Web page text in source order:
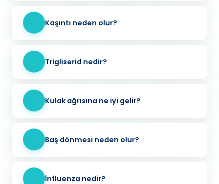
Kaşıntı neden olur?
Trigliserid nedir?
Kulak ağrısına ne iyi gelir?
Baş dönmesi neden olur?
İnfluenza nedir?